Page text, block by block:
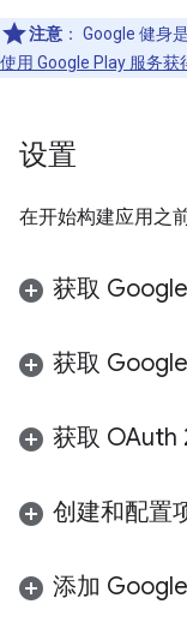
注意 ： Google 健身
使用 Google Play 服务获
设置
在开始构建应用之
获取
获取
获取 OAuth
创建和配置
添加